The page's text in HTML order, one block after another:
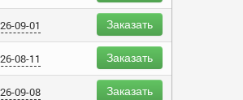
09-01 Заказать
08-11 Заказать
09-08 Заказать